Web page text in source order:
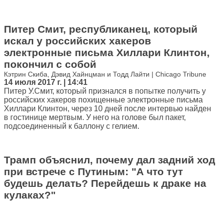
Питер Смит, республиканец, который
искал у российских хакеров
электронные письма Хиллари Клинтон,
покончил с собой
Кэтрин Скиба, Дэвид Хайнцман и Тодд Лайти | Chicago Tribune
14 июля 2017 г. | 14:41
Питер У.Смит, который признался в попытке получить у
российских хакеров похищенные электронные письма
Хиллари Клинтон, через 10 дней после интервью найден
в гостинице мертвым. У него на голове был пакет,
подсоединенный к баллону с гелием.
Трамп объяснил, почему дал задний ход
при встрече с Путиным: "А что тут
будешь делать? Перейдешь к драке на
кулаках?"